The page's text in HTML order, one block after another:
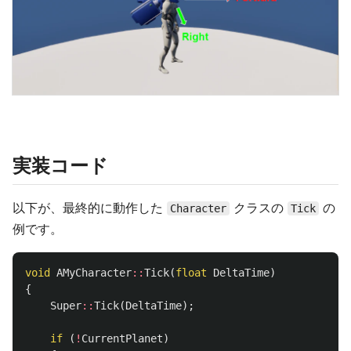
実装コード
以下が、最終的に動作した Character クラスの Tick の
例です。
void AMyCharacter::Tick(float DeltaTime)
{
Super::Tick(DeltaTime);
if ( ! CurrentPlanet)